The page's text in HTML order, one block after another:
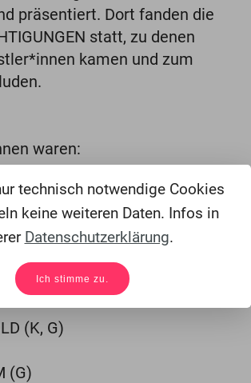
präsentiert. Dort fanden die
statt, zu denen
kamen und zum
waren:
(K), Talkgäste (G), Autor*innen
(G,A)
(K, G)
(G)
technisch notwendige Cookies
keine weiteren Daten. Infos in
Datenschutzerklärung.
Ich stimme zu.